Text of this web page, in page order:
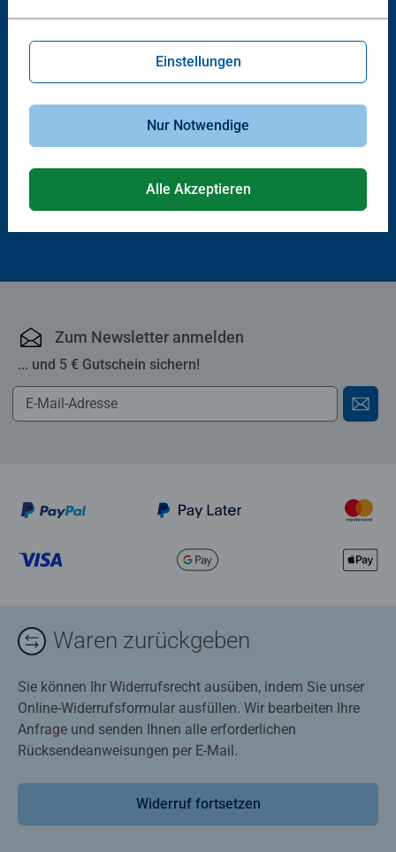
Ranke! - Booster Display mit 24
Booster Packs (Deutsch)
der Luminari_Unbekannte
54,99 €
Zum Newsletter anmelden
... und 5 € Gutschein sichern!
Waren zurückgeben
Sie können Ihr Widerrufsrecht ausüben, indem Sie unser
Online-Widerrufsformular ausfüllen. Wir bearbeiten Ihre
Anfrage und senden Ihnen alle erforderlichen
Rücksendeanweisungen per E-Mail.
Widerruf fortsetzen
Einstellungen
Nur Notwendige
Alle Akzeptieren